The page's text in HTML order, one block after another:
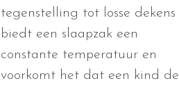
tegenstelling tot losse dekens
biedt een slaapzak een
constante temperatuur en
voorkomt het dat een kind de